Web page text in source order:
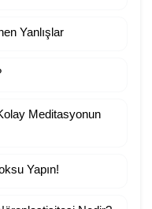
Yanlışlar
Meditasyonun
Yapın!